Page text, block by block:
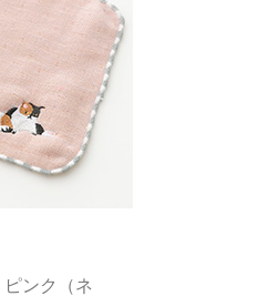
ンク（ネ